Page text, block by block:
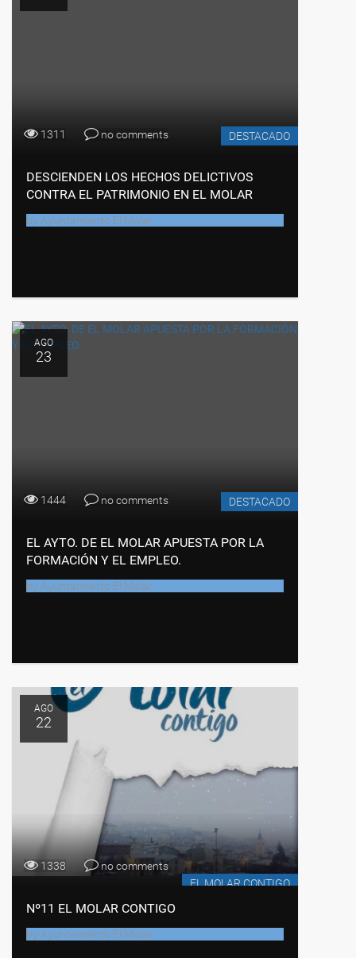
1311 no comments DESTACADO
DESCIENDEN LOS HECHOS DELICTIVOS
CONTRA EL PATRIMONIO EN EL MOLAR
by Ayuntamiento El Molar
AGO
23
1444 no comments DESTACADO
EL AYTO. DE EL MOLAR APUESTA POR LA
FORMACIÓN Y EL EMPLEO.
by Ayuntamiento El Molar
AGO
22
1338
no comments
EL MOLAR CONTIGO
Nº11 EL MOLAR CONTIGO
by Ayuntamiento El Molar